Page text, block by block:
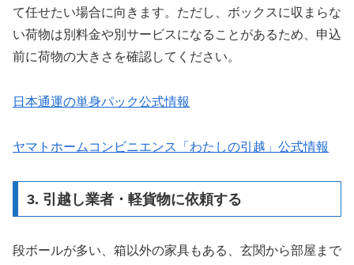
て任せたい場合に向きます。ただし、ボックスに収まらな
い荷物は別料金や別サービスになることがあるため、申込
前に荷物の大きさを確認してください。
日本通運の単身パック公式情報
ヤマトホームコンビニエンス「わたしの引越」公式情報
3. 引越し業者・軽貨物に依頼する
段ボールが多い、箱以外の家具もある、玄関から部屋まで